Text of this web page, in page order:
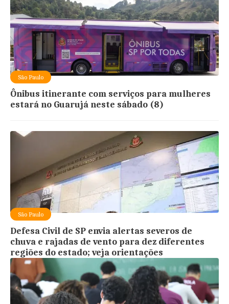
São Paulo
Ônibus itinerante com serviços para mulheres
estará no Guarujá neste sábado (8)
São Paulo
Defesa Civil de SP envia alertas severos de
chuva e rajadas de vento para dez diferentes
regiões do estado; veja orientações